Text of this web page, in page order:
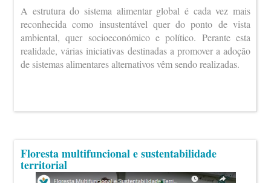
A estrutura do sistema alimentar global é cada vez mais
reconhecida como insustentável quer do ponto de vista
ambiental, quer socioeconómico e político. Perante esta
realidade, várias iniciativas destinadas a promover a adoção
de sistemas alimentares alternativos vêm sendo realizadas.
Floresta multifuncional e sustentabilidade
territorial